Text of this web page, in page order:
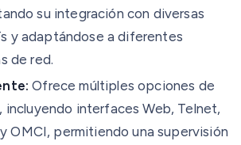
su integración con diversas
y adaptándose a diferentes
de red.
Ofrece múltiples opciones de
incluyendo interfaces Web, Telnet,
OMCI, permitiendo una supervisión